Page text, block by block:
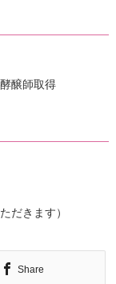
醸師取得
だきます）
Share